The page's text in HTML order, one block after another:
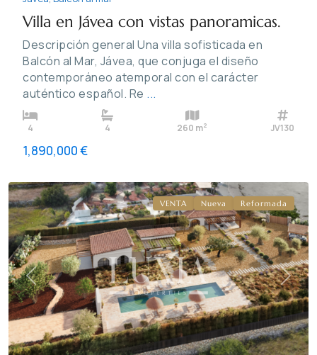
Villa en Jávea con vistas panoramicas.
Descripción general Una villa sofisticada en
Balcón al Mar, Jávea, que conjuga el diseño
contemporáneo atemporal con el carácter
auténtico español. Re ...
4 4 260 m2 JV130
1,890,000 €
Pinosol,
Previous Next
VENTA Nueva Reformada